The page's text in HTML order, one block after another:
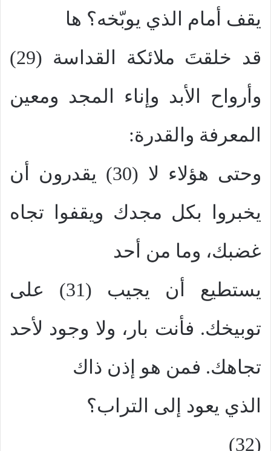
يقف أمام الذي يوبّخه؟ ها
قد خلقتَ ملائكة القداسة (29)
وأرواح الأبد وإناء المجد ومعين
المعرفة والقدرة:
وحتى هؤلاء لا (30) يقدرون أن
يخبروا بكل مجدك ويقفوا تجاه
غضبك، وما من أحد
يستطيع أن يجيب (31) على
توبيخك. فأنت بار، ولا وجود لأحد
تجاهك. فمن هو إذن ذاك
الذي يعود إلى التراب؟
(32)